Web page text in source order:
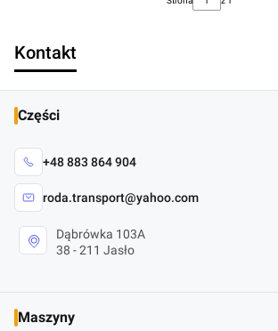
Kontakt
Części
+48 883 864 904
roda.transport@yahoo.com
Dąbrówka 103A
38 - 211 Jasło
Maszyny